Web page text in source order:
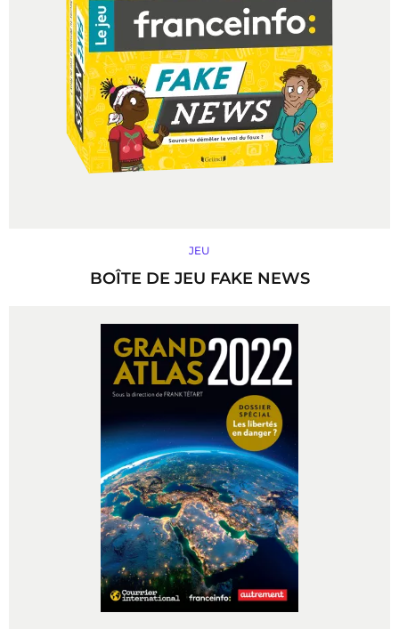
JEU
BOÎTE DE JEU FAKE NEWS